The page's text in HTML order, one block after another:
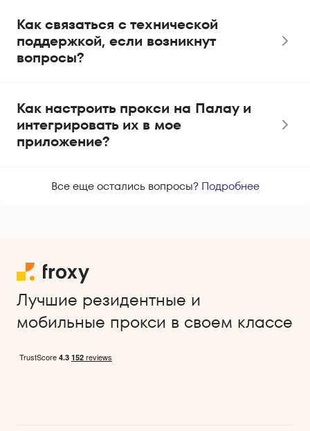
Как связаться с технической
поддержкой, если возникнут
вопросы?
Как настроить прокси на Палау и
интегрировать их в мое
приложение?
Все еще остались вопросы? Подробнее
Лучшие резидентные и
мобильные прокси в своем классе